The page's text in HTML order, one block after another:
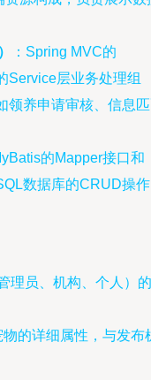
：Spring MVC的
Service层业务处理组
领养申请审核、信息
的Mapper接口和
数据库的CRUD操
理员、机构、个人）的
物的详细属性，与发布